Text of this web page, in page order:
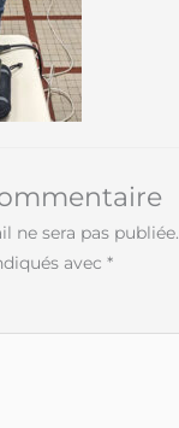
ne sera pas publiée.
avec *